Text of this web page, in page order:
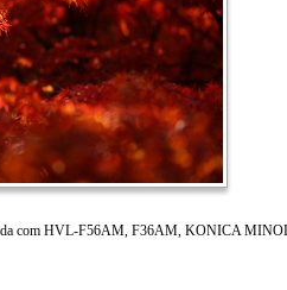
com HVL-F56AM, F36AM, KONICA